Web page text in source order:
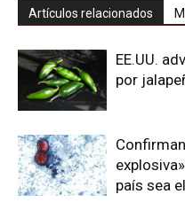
Artículos relacionados
EE.UU.
por
país sea